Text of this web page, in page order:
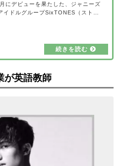
にデビューを果たした、ジャニーズ
イドルグループSixTONES（ストー
ジャニーズSixTONES（ストーンン
いて、メンバーの身長や年齢をまとめ
プロフィールとともにお伝えしていき
ストーンズ)はどんなグルー
：マイナビニュースSixTONESは、
が英語教師